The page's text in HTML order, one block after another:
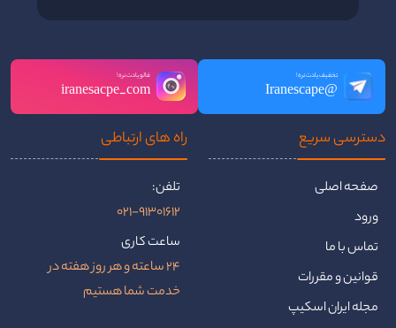
تخفیف یادت نره!
@Iranescape
فالو یادت نره!
iranesacpe_com
دسترسی سریع
صفحه اصلی
ورود
تماس با ما
قوانین و مقررات
مجله ایران اسکیپ
راه ‌های ارتباطی
تلفن:
021-91301612
ساعت کاری
24 ساعته و هر روز هفته در
خدمت شما هستیم